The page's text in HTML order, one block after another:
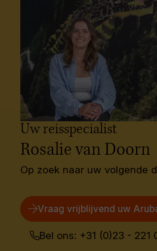
Bekijk onze cruises
Uw reisspecialist
Rosalie van Doorn
Op zoek naar uw volgende
Vraag vrijblijvend uw
Bel ons: +31 (0)23 - 221